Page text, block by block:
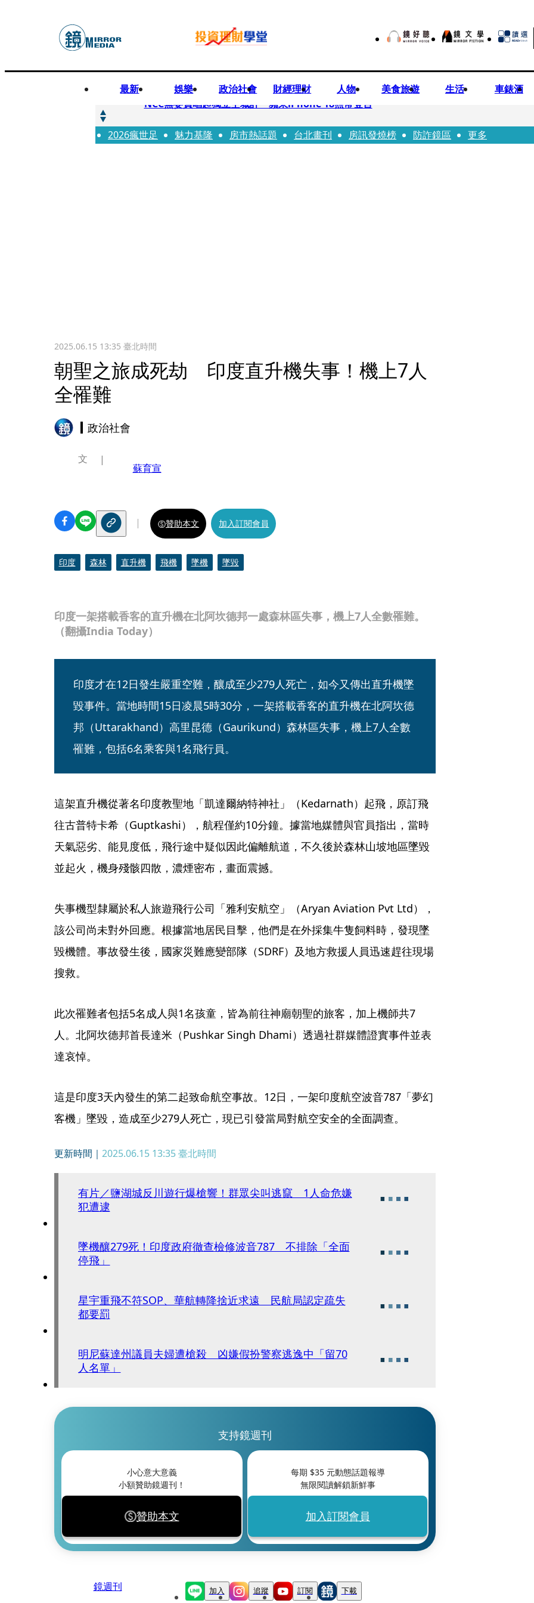
最新 娛樂 政治社會 財經理財 人物 美食旅遊 生活 車錶酒
快訊
NCC無委員唱起獨立空城計 蘋果iPhone 18照常登台
快訊
六強片齊聚桃影 小薰《祖先鬼》回桃影娘家 《長安的荔枝》桃影加映一票難求
2026瘋世足 魅力基隆 房市熱話題 台北畫刊 房訊發燒榜 防詐鏡區 更多
2025.06.15 13:35 臺北時間
朝聖之旅成死劫 印度直升機失事！機上7人
全罹難
政治社會
印度一架搭載香客的直升機在北阿坎德邦一處森林區失事，機上7人全數罹難。
（翻攝India Today）
文
蘇育宣
贊助本文 加入訂閱會員
印度 森林 直升機 飛機 墜機 墜毀
印度才在12日發生嚴重空難，釀成至少279人死亡，如今又傳出直升機墜
毀事件。當地時間15日凌晨5時30分，一架搭載香客的直升機在北阿坎德
邦（Uttarakhand）高里昆德（Gaurikund）森林區失事，機上7人全數
罹難，包括6名乘客與1名飛行員。
這架直升機從著名印度教聖地「凱達爾納特神社」（Kedarnath）起飛，原訂飛
往古普特卡希（Guptkashi），航程僅約10分鐘。據當地媒體與官員指出，當時
天氣惡劣、能見度低，飛行途中疑似因此偏離航道，不久後於森林山坡地區墜毀
並起火，機身殘骸四散，濃煙密布，畫面震撼。
失事機型隸屬於私人旅遊飛行公司「雅利安航空」（Aryan Aviation Pvt Ltd），
該公司尚未對外回應。根據當地居民目擊，他們是在外採集牛隻飼料時，發現墜
毀機體。事故發生後，國家災難應變部隊（SDRF）及地方救援人員迅速趕往現場
搜救。
此次罹難者包括5名成人與1名孩童，皆為前往神廟朝聖的旅客，加上機師共7
人。北阿坎德邦首長達米（Pushkar Singh Dhami）透過社群媒體證實事件並表
達哀悼。
這是印度3天內發生的第二起致命航空事故。12日，一架印度航空波音787「夢幻
客機」墜毀，造成至少279人死亡，現已引發當局對航空安全的全面調查。
更新時間｜ 2025.06.15 13:35臺北時間
有片／鹽湖城反川遊行爆槍響！群眾尖叫逃竄 1人命危嫌
犯遭逮
墜機釀279死！印度政府徹查檢修波音787 不排除「全面
停飛」
星宇重飛不符SOP、華航轉降捨近求遠 民航局認定疏失
都要罰
明尼蘇達州議員夫婦遭槍殺 凶嫌假扮警察逃逸中「留70
人名單」
支持鏡週刊
小心意大意義
小額贊助鏡週刊！
贊助本文
每期 $35元動態話題報導
無限閱讀解鎖新鮮事
加入訂閱會員
鏡週刊 加入 追蹤 訂閱 下載